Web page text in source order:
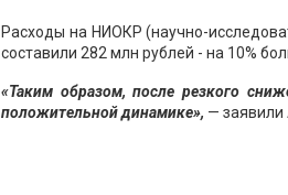
Расходы на НИОКР (научно-
составили 282 млн рублей - на 10%
«Таким образом, после резкого
положительной динамике», — заявили